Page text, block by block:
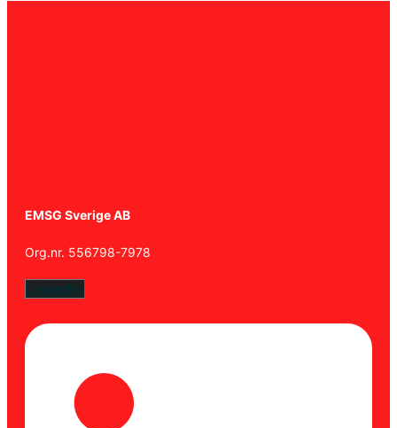
EMSG Sverige AB
Org.nr. 556798-7978
Linkedin